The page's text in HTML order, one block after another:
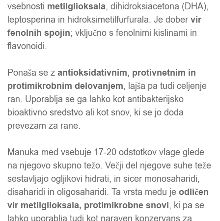
vsebnosti metilglioksala, dihidroksiacetona (DHA),
leptosperina in hidroksimetilfurfurala. Je dober vir
fenolnih spojin; vključno s fenolnimi kislinami in
flavonoidi.
Ponaša se z antioksidativnim, protivnetnim in
protimikrobnim delovanjem, lajša pa tudi celjenje
ran. Uporablja se ga lahko kot antibakterijsko
bioaktivno sredstvo ali kot snov, ki se jo doda
prevezam za rane.
Manuka med vsebuje 17-20 odstotkov vlage glede
na njegovo skupno težo. Večji del njegove suhe teže
sestavljajo ogljikovi hidrati, in sicer monosaharidi,
disaharidi in oligosaharidi. Ta vrsta medu je odličen
vir metilglioksala, protimikrobne snovi, ki pa se
lahko uporablja tudi kot naraven konzervans za